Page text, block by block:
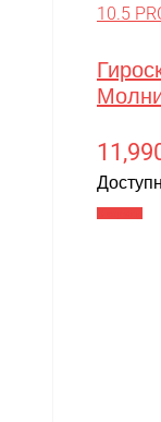
10.5